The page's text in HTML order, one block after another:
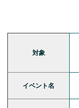
対象
イベント名